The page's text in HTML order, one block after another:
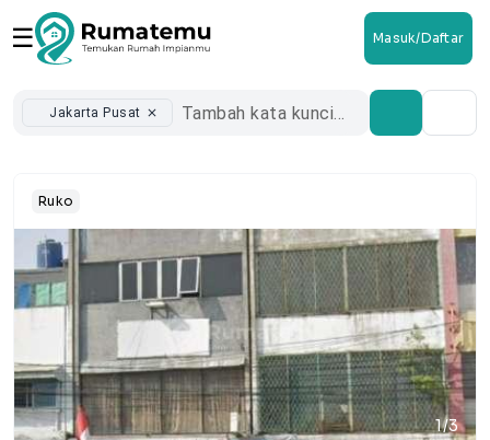
☰ Masuk/Daftar
Jakarta Pusat close
Ruko
1/3